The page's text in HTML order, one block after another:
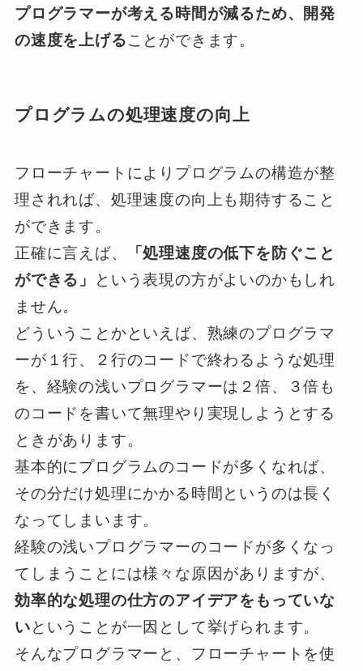
プログラマーが考える時間が減るため、開発
の速度を上げることができます。
プログラムの処理速度の向上
フローチャートによりプログラムの構造が整
理されれば、処理速度の向上も期待すること
ができます。
正確に言えば、
「処理速度の低下を防ぐこと
ができる」
という表現の方がよいのかもしれ
ません。
どういうことかといえば、熟練のプログラマ
ーが１行、２行のコードで終わるような処理
を、経験の浅いプログラマーは２倍、３倍も
のコードを書いて無理やり実現しようとする
ときがあります。
基本的にプログラムのコードが多くなれば、
その分だけ処理にかかる時間というのは長く
なってしまいます。
経験の浅いプログラマーのコードが多くなっ
てしまうことには様々な原因がありますが、
効率的な処理の仕方のアイデアをもっていな
いということが一因として挙げられます。
そんなプログラマーと、フローチャートを使